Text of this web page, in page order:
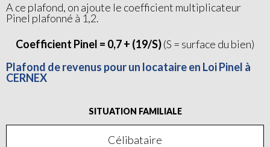
A ce plafond, on ajoute le coefficient multiplicateur
Pinel plafonné à 1,2.
Coefficient Pinel = 0,7 + (19/S)(S = surface du bien)
Plafond de revenus pour un locataire en Loi Pinel à
CERNEX
SITUATION FAMILIALE
Célibataire